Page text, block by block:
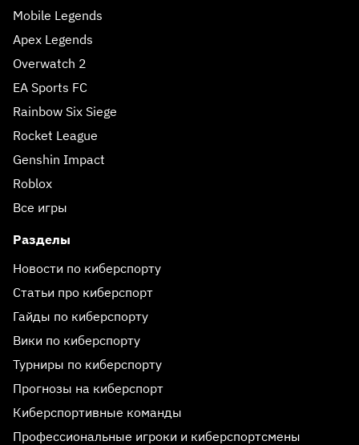
Mobile Legends
Apex Legends
Overwatch 2
EA Sports FC
Rainbow Six Siege
Rocket League
Genshin Impact
Roblox
Все игры
Разделы
Новости по киберспорту
Статьи про киберспорт
Гайды по киберспорту
Вики по киберспорту
Турниры по киберспорту
Прогнозы на киберспорт
Киберспортивные команды
Профессиональные игроки и киберспортсмены